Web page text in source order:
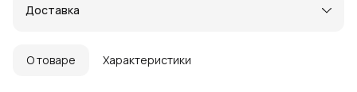
Доставка
О товаре Характеристики